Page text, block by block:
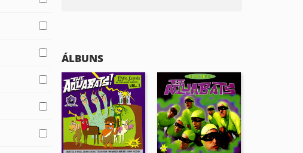
ÁLBUNS